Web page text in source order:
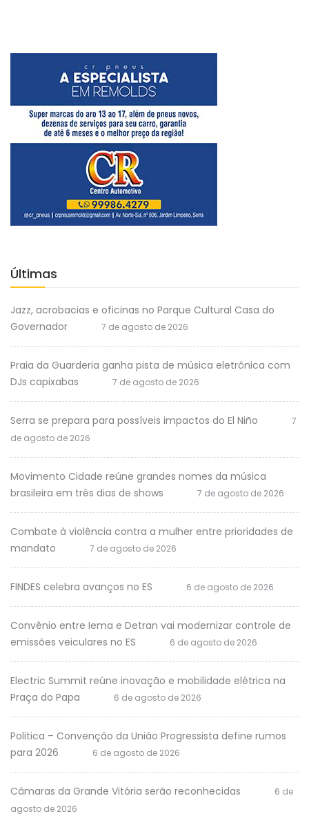
Últimas
Jazz, acrobacias e oficinas no Parque Cultural Casa do
Governador
7 de agosto de 2026
Praia da Guarderia ganha pista de música eletrônica com
DJs capixabas
7 de agosto de 2026
Serra se prepara para possíveis impactos do El Niño
7
de agosto de 2026
Movimento Cidade reúne grandes nomes da música
brasileira em três dias de shows
7 de agosto de 2026
Combate à violência contra a mulher entre prioridades de
mandato
7 de agosto de 2026
FINDES celebra avanços no ES 6 de agosto de 2026
Convênio entre Iema e Detran vai modernizar controle de
emissões veiculares no ES
6 de agosto de 2026
Electric Summit reúne inovação e mobilidade elétrica na
Praça do Papa
6 de agosto de 2026
Politica – Convenção da União Progressista define rumos
para 2026
6 de agosto de 2026
Câmaras da Grande Vitória serão reconhecidas
6 de
agosto de 2026